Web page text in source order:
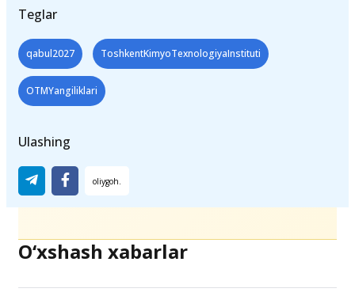
Teglar
qabul2027 ToshkentKimyoTexnologiyaInstituti
OTMYangiliklari
Ulashing
O‘xshash xabarlar